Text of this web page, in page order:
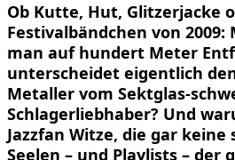
Ob Kutte, Hut, Glitzerjacke
Festivalbändchen von
man auf hundert Meter
unterscheidet eigentlich
Metaller vom Sektglas-
Schlagerliebhaber? Und
Jazzfan Witze, die gar keine
Seelen – und Playlists – der